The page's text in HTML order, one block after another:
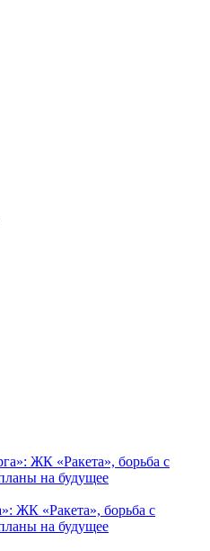
ЖК «Ракета», борьба с
на будущее